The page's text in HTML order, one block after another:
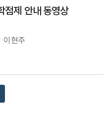
점제 안내 동영상
이현주